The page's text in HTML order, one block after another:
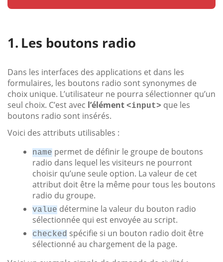
Les boutons radio
Dans les interfaces des applications et dans les
formulaires, les boutons radio sont synonymes de
choix unique. L’utilisateur ne pourra sélectionner qu’un
seul choix. C’est avec l’élément <input> que les
boutons radio sont insérés.
Voici des attributs utilisables :
name permet de définir le groupe de boutons
radio dans lequel les visiteurs ne pourront
choisir qu’une seule option. La valeur de cet
attribut doit être la même pour tous les boutons
radio du groupe.
value détermine la valeur du bouton radio
sélectionnée qui est envoyée au script.
checked spécifie si un bouton radio doit être
sélectionné au chargement de la page.